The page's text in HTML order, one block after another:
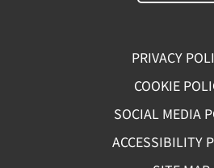
PRIVACY
COOKIE
SOCIAL MEDIA
ACCESSIBILITY